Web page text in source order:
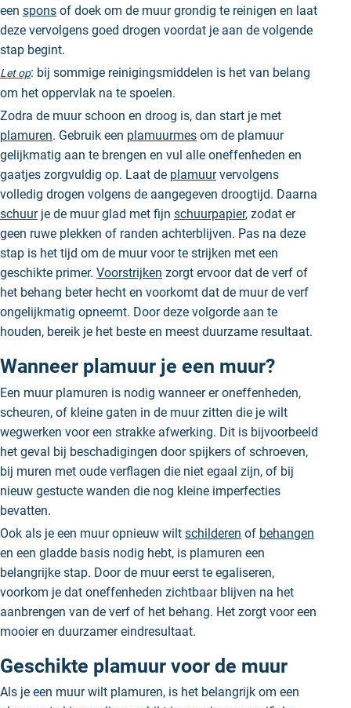
een spons of doek om de muur grondig te reinigen en laat
deze vervolgens goed drogen voordat je aan de volgende
stap begint.
Let op: bij sommige reinigingsmiddelen is het van belang
om het oppervlak na te spoelen.
Zodra de muur schoon en droog is, dan start je met
plamuren. Gebruik een plamuurmes om de plamuur
gelijkmatig aan te brengen en vul alle oneffenheden en
gaatjes zorgvuldig op. Laat de plamuurvervolgens
volledig drogen volgens de aangegeven droogtijd. Daarna
schuurje de muur glad met fijn schuurpapier, zodat er
geen ruwe plekken of randen achterblijven. Pas na deze
stap is het tijd om de muur voor te strijken met een
geschikte primer. Voorstrijken zorgt ervoor dat de verf of
het behang beter hecht en voorkomt dat de muur de verf
ongelijkmatig opneemt. Door deze volgorde aan te
houden, bereik je het beste en meest duurzame resultaat.
Wanneer plamuur je een muur?
Een muur plamuren is nodig wanneer er oneffenheden,
scheuren, of kleine gaten in de muur zitten die je wilt
wegwerken voor een strakke afwerking. Dit is bijvoorbeeld
het geval bij beschadigingen door spijkers of schroeven,
bij muren met oude verflagen die niet egaal zijn, of bij
nieuw gestucte wanden die nog kleine imperfecties
bevatten.
Ook als je een muur opnieuw wilt schilderen of behangen
en een gladde basis nodig hebt, is plamuren een
belangrijke stap. Door de muur eerst te egaliseren,
voorkom je dat oneffenheden zichtbaar blijven na het
aanbrengen van de verf of het behang. Het zorgt voor een
mooier en duurzamer eindresultaat.
Geschikte plamuur voor de muur
Als je een muur wilt plamuren, is het belangrijk om een